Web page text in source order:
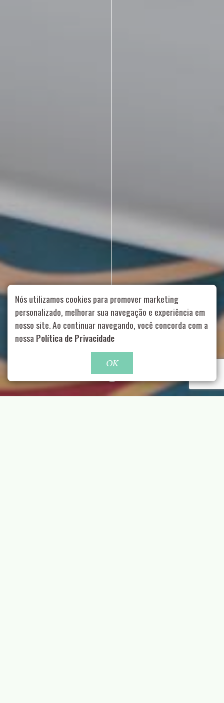
Rua Aurélia, 1714 – Vila Romana, São Paulo – SP | 55 11
99178-5848 | contato@nucleofood.com
Role para continar
Nós utilizamos cookies para promover marketing
personalizado, melhorar sua navegação e experiência em
nosso site. Ao continuar navegando, você concorda com a
nossa Política de Privacidade
OK